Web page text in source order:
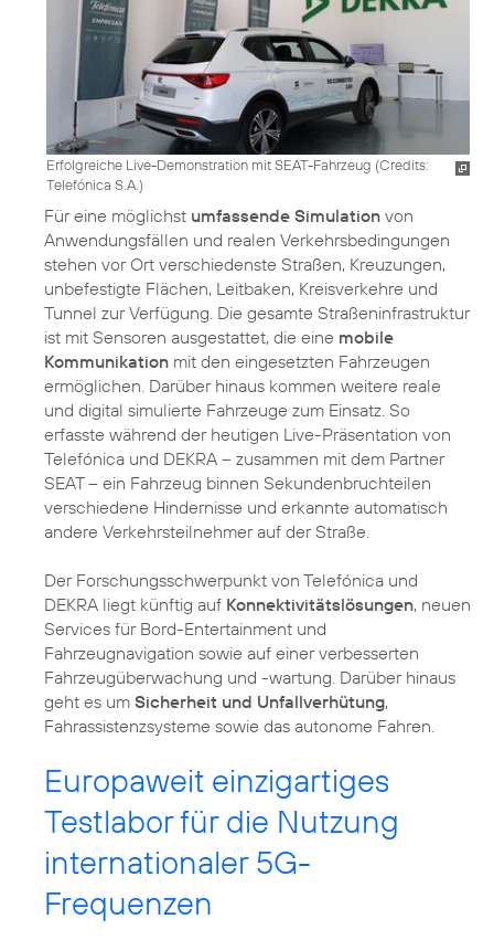
Erfolgreiche Live-Demonstration mit SEAT-Fahrzeug (Credits:
Telefónica S.A.)
Für eine möglichst umfassende Simulation von
Anwendungsfällen und realen Verkehrsbedingungen
stehen vor Ort verschiedenste Straßen, Kreuzungen,
unbefestigte Flächen, Leitbaken, Kreisverkehre und
Tunnel zur Verfügung. Die gesamte Straßeninfrastruktur
ist mit Sensoren ausgestattet, die eine mobile
Kommunikation mit den eingesetzten Fahrzeugen
ermöglichen. Darüber hinaus kommen weitere reale
und digital simulierte Fahrzeuge zum Einsatz. So
erfasste während der heutigen Live-Präsentation von
Telefónica und DEKRA – zusammen mit dem Partner
SEAT – ein Fahrzeug binnen Sekundenbruchteilen
verschiedene Hindernisse und erkannte automatisch
andere Verkehrsteilnehmer auf der Straße.
Der Forschungsschwerpunkt von Telefónica und
DEKRA liegt künftig auf Konnektivitätslösungen, neuen
Services für Bord-Entertainment und
Fahrzeugnavigation sowie auf einer verbesserten
Fahrzeugüberwachung und -wartung. Darüber hinaus
geht es um Sicherheit und Unfallverhütung,
Fahrassistenzsysteme sowie das autonome Fahren.
Europaweit einzigartiges
Testlabor für die Nutzung
internationaler 5G-
Frequenzen